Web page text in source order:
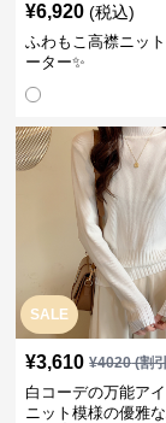
¥6,920 (税込)
ふわもこ高襟ニッ
ーター✨
SALE
¥3,610 ¥4020(割
白コーデの万能ア
ニット模様の優雅